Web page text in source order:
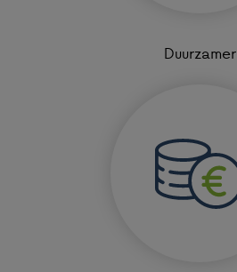
Duurzamer